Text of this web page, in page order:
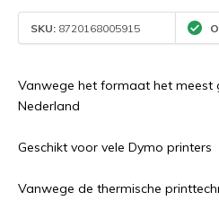
SKU: 8720168005915
Vanwege het formaat het meest
Nederland
Geschikt voor vele Dymo printers
Vanwege de thermische